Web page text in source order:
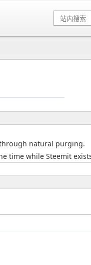
natural purging.
time while Steemit